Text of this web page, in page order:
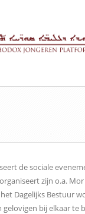
de sociale
zijn o.a.
Dagelijks Bestuur
bij elkaar te